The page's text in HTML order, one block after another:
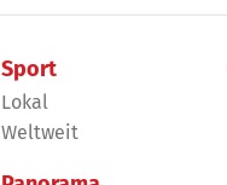
Sport
Lokal
Weltweit